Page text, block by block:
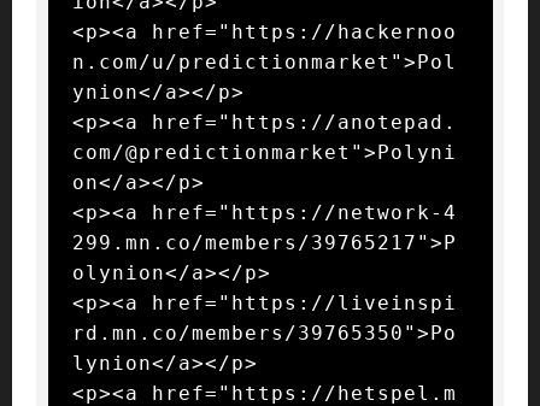
<p><a href="https://hackernoo
n.com/u/predictionmarket">Pol
ynion</a></p>
<p><a href="https://anotepad.
com/@predictionmarket">Polyni
on</a></p>
<p><a href="https://network-4
299.mn.co/members/39765217">P
olynion</a></p>
<p><a href="https://liveinspi
rd.mn.co/members/39765350">Po
lynion</a></p>
<p><a href="https://hetspel.m